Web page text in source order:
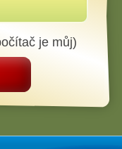
je můj)